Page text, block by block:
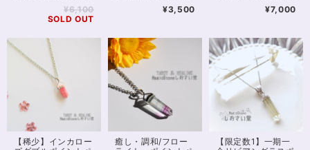
¥6,100
SOLD OUT
¥3,500 ¥7,000
【稀少】インカロー
癒し・調和/フロー
【限定数1】一期一